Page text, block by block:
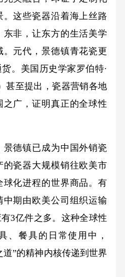
这些瓷器沿着海上丝路
非，让东方的生活美学
元代，景德镇青花瓷更
。美国历史学家罗伯特·
甚至提出，瓷器营销各地
广，证明真正的全球性
德镇已成为中国外销瓷
的瓷器大规模销往欧美市
化进程的世界商品。有
期由欧美公司组织运输
3亿件之多。这种全球性
、餐具的日常使用中，
道”的精神内核传递到世界